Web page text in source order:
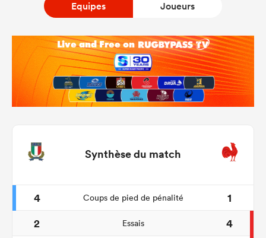
Equipes Joueurs
Synthèse du match
4 Coups de pied de pénalité
1
2
Essais
4